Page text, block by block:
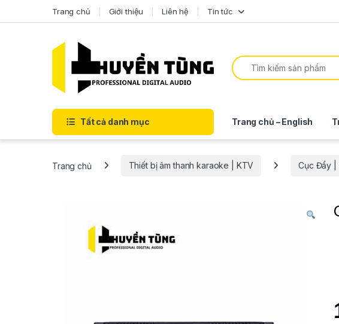
Trang chủ Giới thiệu Liên hệ Tin tức
Tất cả danh mục Trang chủ – English
Trang chủ Thiết bị âm thanh karaoke | KTV Cục Đẩy |